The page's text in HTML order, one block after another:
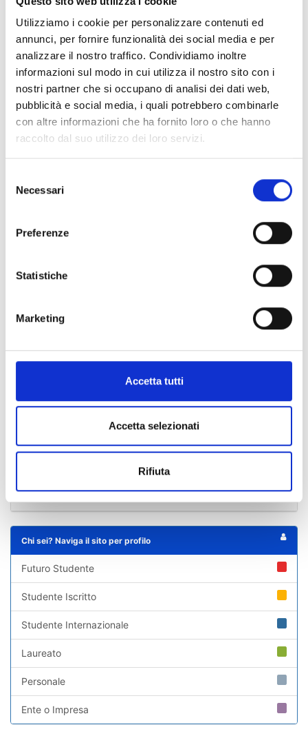
Utilizziamo i cookie per personalizzare contenuti ed
annunci, per fornire funzionalità dei social media e per
analizzare il nostro traffico. Condividiamo inoltre
informazioni sul modo in cui utilizza il nostro sito con i
nostri partner che si occupano di analisi dei dati web,
pubblicità e social media, i quali potrebbero combinarle
con altre informazioni che ha fornito loro o che hanno
raccolto dal suo utilizzo dei loro servizi.
delNecessari
Preferenze
Statistiche
Marketing
Accetta tutti
Accetta selezionati
Rifiuta
Avviso candidati ammessi
Allegato: Pubblicato in data: 03/09/2024
Modulo scelta progetti con indicazione
ordine di priorità
Allegato: Pubblicato in data:
Dichiarazione presuntiva di reddito
03/09/2024
Allegato: 16/09/2024
DR assegnazione borse e progetti
Allegato: Pubblicato in data: 17/12/2024
DR Scorrimento graduatoria
Chi sei? Naviga il sito per profilo
Futuro Studente
Studente Iscritto
Studente Internazionale
Laureato
Personale
Ente o Impresa